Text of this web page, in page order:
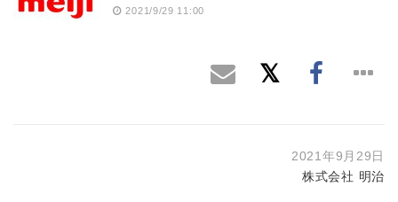
2021/9/29 11:00
2021年9月29日
株式会社 明治